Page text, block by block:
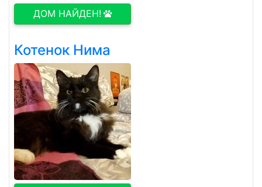
ДОМ НАЙДЕН!
Котенок Нима